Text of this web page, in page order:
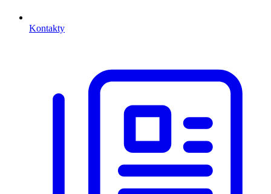
Kontakty